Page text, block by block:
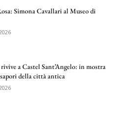
Simona Cavallari al Museo di
a Castel Sant’Angelo: in mostra
della città antica